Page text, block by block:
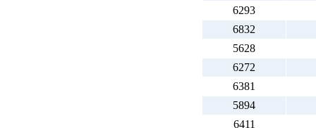
6293
6832
5628
6272
6381
5894
6411